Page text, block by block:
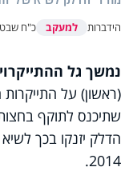
הידברות למעקב כ"ח
נמשך גל
(ראשון) על
שתיכנס לתוקף
הדלק יזנקו בכך
2014.